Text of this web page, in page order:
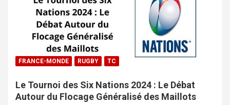
FRANCE-MONDE RUGBY TC
Le Tournoi des Six Nations 2024 : Le Débat
Autour du Flocage Généralisé des Maillots